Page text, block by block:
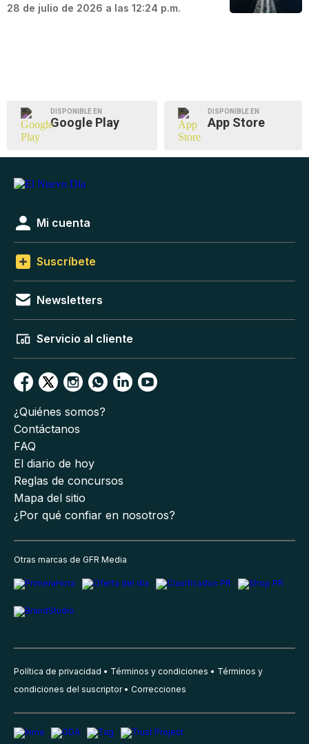
28 de julio de 2026 a las 12:24 p.m.
DISPONIBLE EN
Google Play
DISPONIBLE EN
App Store
Mi cuenta
Suscríbete
Newsletters
Servicio al cliente
¿Quiénes somos?
Contáctanos
FAQ
El diario de hoy
Reglas de concursos
Mapa del sitio
¿Por qué confiar en nosotros?
Otras marcas de GFR Media
Política de privacidad Términos y condiciones
Términos y
condiciones del suscriptor
Correcciones